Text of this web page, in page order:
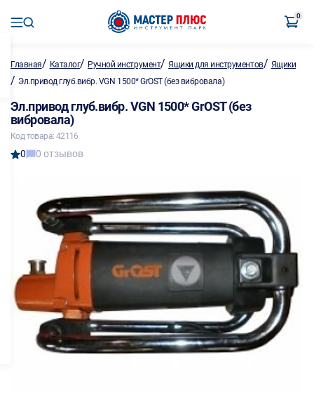
0
Главная/ Каталог/ Ручной инструмент/Ящики для инструментов/ Ящики
/ Эл.привод глуб.вибр. VGN 1500* GrOST (без вибровала)
Эл.привод глуб.вибр. VGN 1500* GrOST (без
вибровала)
Код товара: 42116
0 0 отзывов